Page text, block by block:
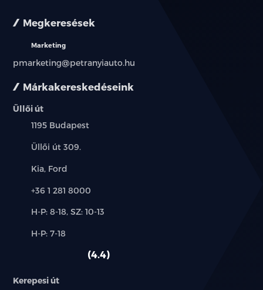
Márkakereskedéseink
Üllői út
Település:
1195 Budapest
Cím:
Üllői út 309.
Márkák:
Kia, Ford
Telefon:
+36 1 281 8000
Új-
használt
H-P: 8-18, SZ: 10-13
Alkatrész,
H-P: 7-18
4.4
Kerepesi út
Megkeresések
Marketing
pmarketing@petranyiauto.hu